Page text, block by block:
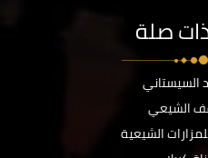
صلة
السيستاني
الشيعي
الشيعية